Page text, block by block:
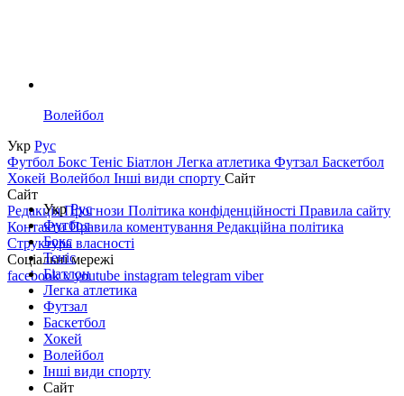
Волейбол
Укр Рус
Футбол Бокс Теніс Біатлон Легка атлетика Футзал Баскетбол
Хокей Волейбол Інші види спорту Сайт
Сайт
РедакціяПрогнози Політика конфіденційності Правила сайту
КонтактиПравила коментування Редакційна політика
Структура власності
Соціальні мережі
facebookxyoutube instagram telegram viber
УкрРус
Футбол
Бокс
Теніс
Біатлон
Легка атлетика
Футзал
Баскетбол
Хокей
Волейбол
Інші види спорту
Сайт